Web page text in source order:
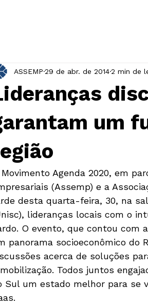
um
ASSEMP 29 de abr. de 20142 min de
Movimento Agenda 2020, em
(Assemp) e a
desta quarta-feira, 30, na
lideranças locais com o
O evento, que contou com
panorama socioeconômico do
acerca de soluções
Todos juntos
Sul um estado melhor para se